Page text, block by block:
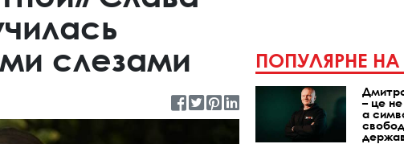
слезами
ПОПУЛЯРНЕ НА
– це
а